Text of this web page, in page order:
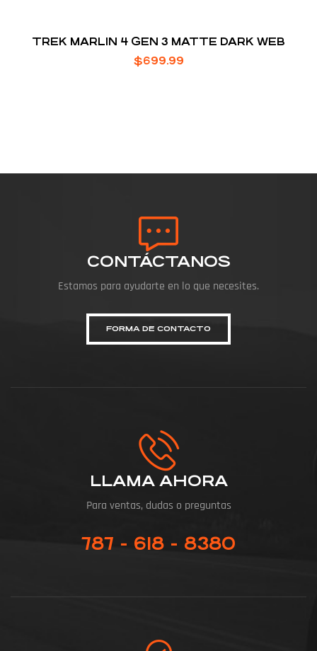
TREK MARLIN 4 GEN 3 MATTE DARK WEB
$699.99
CONTÁCTANOS
Estamos para ayudarte en lo que necesites.
FORMA DE CONTACTO
LLAMA AHORA
Para ventas, dudas o preguntas
787 - 618 - 8380